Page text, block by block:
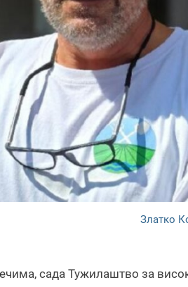
Златко
сада Тужилаштво за